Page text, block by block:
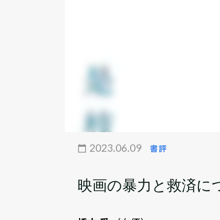
2023.06.09 書評
映画の暴力と救済に